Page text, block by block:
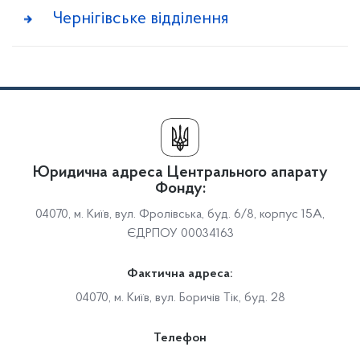
Чернігівське відділення
Юридична адреса Центрального апарату
Фонду:
04070, м. Київ, вул. Фролівська, буд. 6/8, корпус 15А,
ЄДРПОУ 00034163
Фактична адреса:
04070, м. Київ, вул. Боричів Тік, буд. 28
Телефон